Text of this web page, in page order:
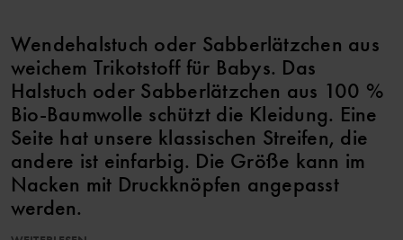
Wendehalstuch oder Sabberlätzchen aus
weichem Trikotstoff für Babys. Das
Halstuch oder Sabberlätzchen aus 100 %
Bio-Baumwolle schützt die Kleidung. Eine
Seite hat unsere klassischen Streifen, die
andere ist einfarbig. Die Größe kann im
Nacken mit Druckknöpfen angepasst
werden.